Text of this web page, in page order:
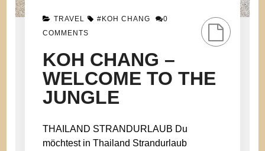
TRAVEL #KOH CHANG
0
COMMENTS
KOH CHANG –
WELCOME TO THE
JUNGLE
THAILAND STRANDURLAUB Du
möchtest in Thailand Strandurlaub